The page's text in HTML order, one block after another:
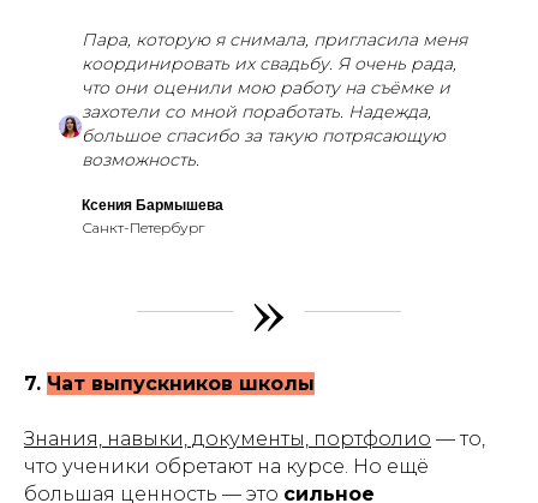
Пара, которую я снимала, пригласила меня
координировать их свадьбу. Я очень рада,
что они оценили мою работу на съёмке и
захотели со мной поработать. Надежда,
большое спасибо за такую потрясающую
возможность.
Ксения Бармышева
Санкт-Петербург
»
7. Чат выпускников школы
Знания, навыки, документы, портфолио — то,
что ученики обретают на курсе. Но ещё
большая ценность — это сильное